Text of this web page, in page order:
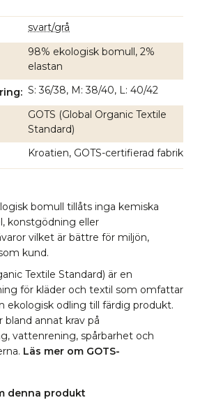
svart/grå
98% ekologisk bomull, 2%
elastan
S: 36/38, M: 38/40, L: 40/42
GOTS (Global Organic Textile
Standard)
Kroatien, GOTS-certifierad fabrik
bomull tillåts inga kemiska
konstgödning eller
vilket är bättre för miljön,
kund.
Textile Standard) är en
för kläder och textil som omfattar
ekologisk odling till färdig produkt.
annat krav på
vattenrening, spårbarhet och
Läs mer om GOTS-
denna produkt